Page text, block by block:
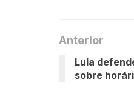
Anterior
Lula
sobre